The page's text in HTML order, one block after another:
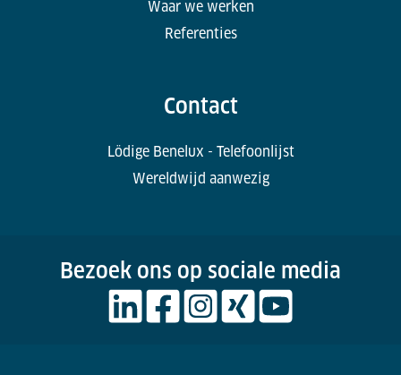
Waar we werken
Referenties
Contact
Lödige Benelux - Telefoonlijst
Wereldwijd aanwezig
Bezoek ons op sociale media